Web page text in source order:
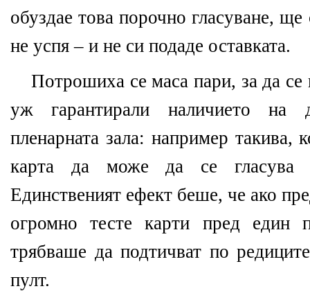
обуздае това порочно гласуване,
не успя – и не си подаде оставката.
Потрошиха се маса пари, за да се
уж гарантирали наличието на
пленарната зала: например такива,
карта да може да се гласува
Единственият ефект беше, че ако
огромно тесте карти пред един
трябваше да подтичват по
пулт.